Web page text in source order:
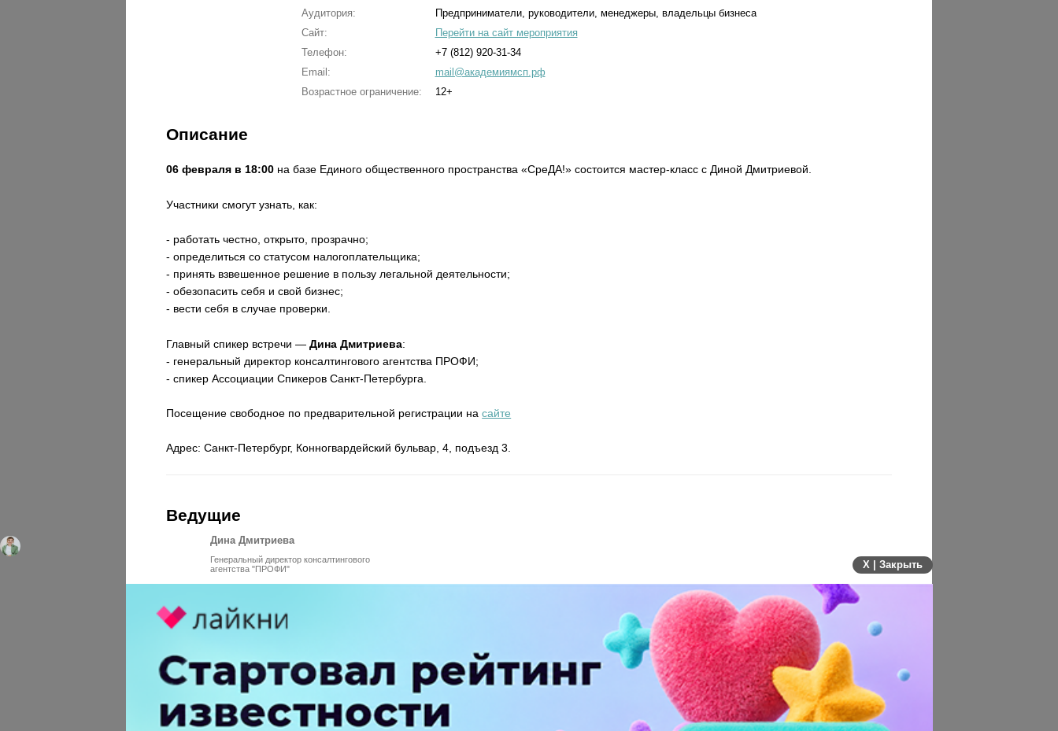
Аудитория:
Предприниматели, руководители, менеджеры, владельцы бизнеса
Сайт:
Перейти на сайт мероприятия
Телефон:
+7 (812) 920-31-34
Email:
mail@академиямсп.рф
Возрастное ограничение:
12+
Описание
06 февраля в 18:00 на базе Единого общественного пространства «СреДА!» состоится мастер-класс с Диной Дмитриевой.
Участники смогут узнать, как:
- работать честно, открыто, прозрачно;
- определиться со статусом налогоплательщика;
- принять взвешенное решение в пользу легальной деятельности;
- обезопасить себя и свой бизнес;
- вести себя в случае проверки.
Главный спикер встречи —Дина Дмитриева:
- генеральный директор консалтингового агентства ПРОФИ;
- спикер Ассоциации Спикеров Санкт-Петербурга.
Посещение свободное по предварительной регистрации насайте
Адрес: Санкт-Петербург, Конногвардейский бульвар, 4, подъезд 3.
Ведущие
Дина Дмитриева
Генеральный директор консалтингового
агентства "ПРОФИ"
X | Закрыть
ПЕРЕЙТИ НА ПОЛНУЮ ВЕРСИЮ